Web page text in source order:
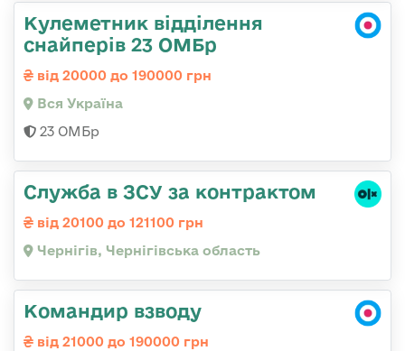
Кулеметник відділення
снайперів 23 ОМБр
від 20000 до 190000 грн
Вся Україна
23 ОМБр
Служба в ЗСУ за контрактом
від 20100 до 121100 грн
Чернігів, Чернігівська область
Командир взводу
від 21000 до 190000 грн